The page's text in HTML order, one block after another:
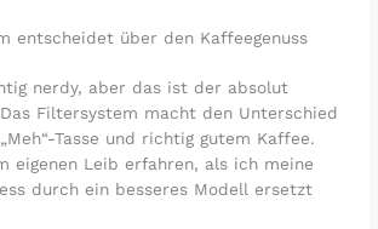
entscheidet über den Kaffeegenuss
nerdy, aber das ist der absolut
Filtersystem macht den Unterschied
Tasse und richtig gutem Kaffee.
eigenen Leib erfahren, als ich meine
durch ein besseres Modell ersetzt